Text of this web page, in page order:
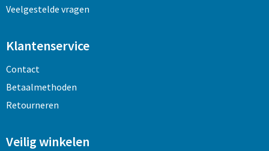
Veelgestelde vragen
Klantenservice
Contact
Betaalmethoden
Retourneren
Veilig winkelen